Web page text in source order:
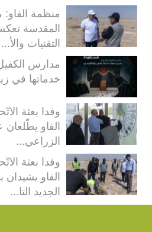
منظمة الفاو:
المقدسة
التقنيات والأ...
مدارس
خدماتها في
وفدا بعثة
الفاو
الزراعي...
وفدا بعثة
الفاو
الجديد التا...